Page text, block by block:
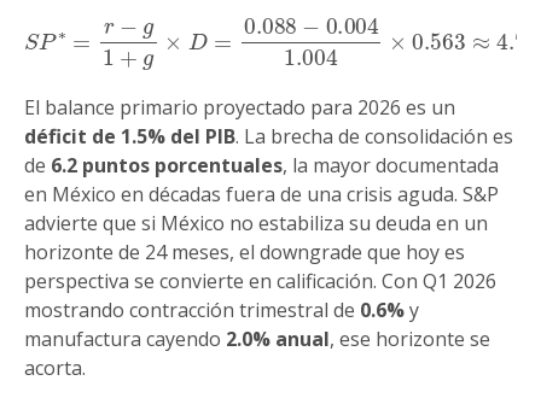
−g +g 0.088−0.004 1.004
%del PIB
El balance primario proyectado para 2026 es un
déficit de 1.5% del PIB. La brecha de consolidación es
de 6.2 puntos porcentuales, la mayor documentada
en México en décadas fuera de una crisis aguda. S&P
advierte que si México no estabiliza su deuda en un
horizonte de 24 meses, el downgrade que hoy es
perspectiva se convierte en calificación. Con Q1 2026
mostrando contracción trimestral de 0.6%y
manufactura cayendo 2.0% anual, ese horizonte se
acorta.